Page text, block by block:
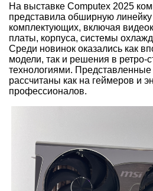
На выставке Computex 2025
представила обширную
комплектующих, включая
платы, корпуса, системы
Среди новинок оказались как
модели, так и решения в ретро-
технологиями.
рассчитаны как на геймеров и
профессионалов.